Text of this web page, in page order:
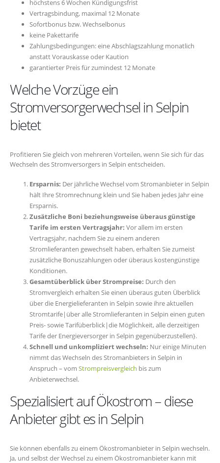
höchstens 6 Wochen Kündigungsfrist
Vertragsbindung, maximal 12 Monate
Sofortbonus bzw. Wechselbonus
keine Pakettarife
Zahlungsbedingungen: eine Abschlagszahlung monatlich
anstatt Vorauskasse oder Kaution
garantierter Preis für zumindest 12 Monate
Welche Vorzüge ein
Stromversorgerwechsel in Selpin
bietet
Profitieren Sie gleich von mehreren Vorteilen, wenn Sie sich für das
Wechseln des Stromversorgers in Selpin entscheiden.
Ersparnis: Der jährliche Wechsel vom Stromanbieter in Selpin
hält Ihre Stromrechnung klein und Sie haben jedes Jahr eine
Ersparnis.
Zusätzliche Boni beziehungsweise überaus günstige
Tarife im ersten Vertragsjahr: Vor allem im ersten
Vertragsjahr, nachdem Sie zu einem anderen
Stromlieferanten gewechselt haben, erhalten Sie zumeist
zusätzliche Bonuszahlungen oder überaus kostengünstige
Konditionen.
Gesamtüberblick über Strompreise: Durch den
Stromvergleich erhalten Sie einen überaus guten Überblick
über die Energielieferanten in Selpin sowie ihre aktuellen
Stromtarife|über alle Stromlieferanten in Selpin einen guten
Preis- sowie Tarifüberblick|die Möglichkeit, alle derzeitigen
Tarife der Energieversorger in Selpin gegenüberzustellen}.
Schnell und unkompliziert wechseln: Nur einige Minuten
nimmt das Wechseln des Stromanbieters in Selpin in
Anspruch – vom Strompreisvergleich bis zum
Anbieterwechsel.
Spezialisiert auf Ökostrom – diese
Anbieter gibt es in Selpin
Sie können ebenfalls zu einem Ökostromanbieter in Selpin wechseln.
Ja, und selbst der Wechsel zu einem Ökostromanbieter kann mit